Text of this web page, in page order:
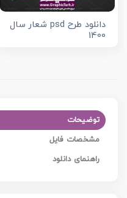
دانلود طرح psd شعار سال
1400
توضیحات
مشخصات فایل
راهنمای دانلود